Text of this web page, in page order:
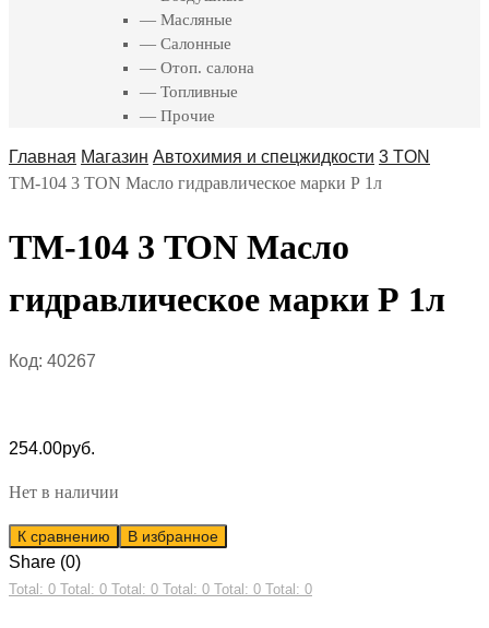
— Масляные
— Салонные
— Отоп. салона
— Топливные
— Прочие
Главная Магазин Автохимия и спецжидкости 3 TON
ТМ-104 3 TON Масло гидравлическое марки Р 1л
ТМ-104 3 TON Масло
гидравлическое марки Р 1л
Код: 40267
254.00руб.
Нет в наличии
К сравнению В избранное
Share (0)
Total: 0 Total: 0 Total: 0 Total: 0 Total: 0 Total: 0